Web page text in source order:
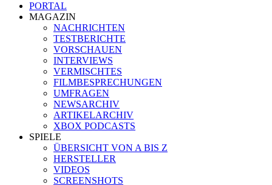
PORTAL
MAGAZIN
NACHRICHTEN
TESTBERICHTE
VORSCHAUEN
INTERVIEWS
VERMISCHTES
FILMBESPRECHUNGEN
UMFRAGEN
NEWSARCHIV
ARTIKELARCHIV
XBOX PODCASTS
SPIELE
ÜBERSICHT VON A BIS Z
HERSTELLER
VIDEOS
SCREENSHOTS